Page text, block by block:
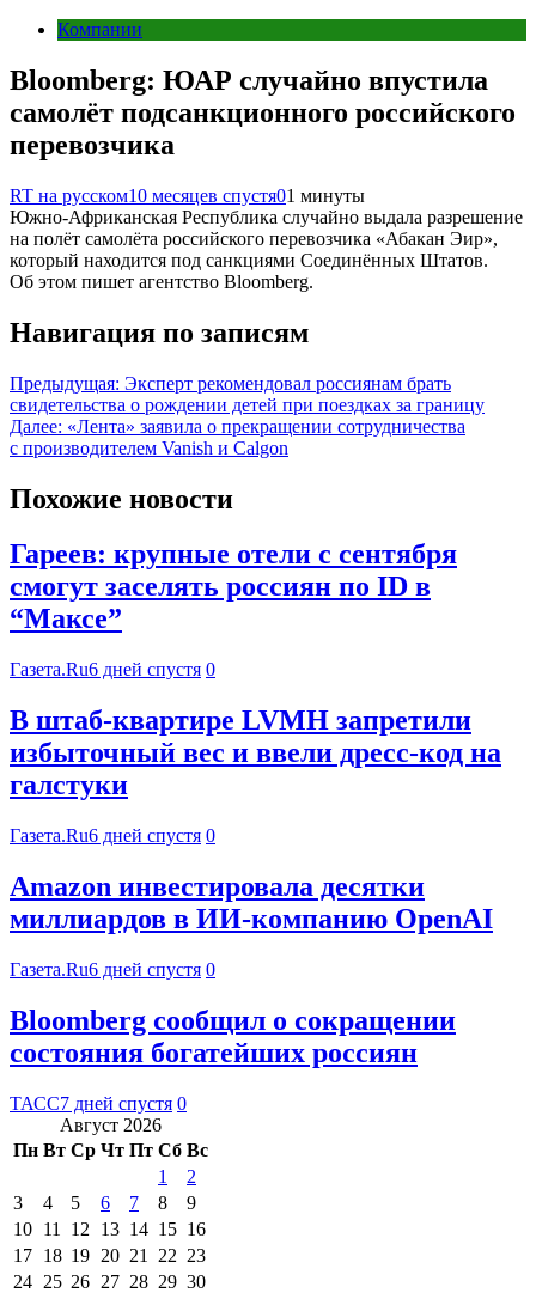
Компании
Bloomberg: ЮАР случайно впустила
самолёт подсанкционного российского
перевозчика
RT на русском10 месяцев спустя01 минуты
Южно-Африканская Республика случайно выдала разрешение
на полёт самолёта российского перевозчика «Абакан Эир»,
который находится под санкциями Соединённых Штатов.
Об этом пишет агентство Bloomberg.
Навигация по записям
Предыдущая: Эксперт рекомендовал россиянам брать
свидетельства о рождении детей при поездках за границу
Далее: «Лента» заявила о прекращении сотрудничества
с производителем Vanish и Calgon
Похожие новости
Гареев: крупные отели с сентября
смогут заселять россиян по ID в
“Максе”
Газета.Ru6 дней спустя 0
В штаб-квартире LVMH запретили
избыточный вес и ввели дресс-код на
галстуки
Газета.Ru6 дней спустя 0
Amazon инвестировала десятки
миллиардов в ИИ-компанию OpenAI
Газета.Ru6 дней спустя 0
Bloomberg сообщил о сокращении
состояния богатейших россиян
ТАСС7 дней спустя 0
Август 2026
Пн Вт Ср Чт Пт Сб Вс
1
2
3
4 5 6 7 8
9
10 11 12 13 14 15 16
17 18 19 20 21 22 23
24 25 26 27 28 29 30